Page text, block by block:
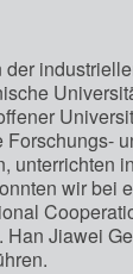
unterrichten
wir bei
Jiawei